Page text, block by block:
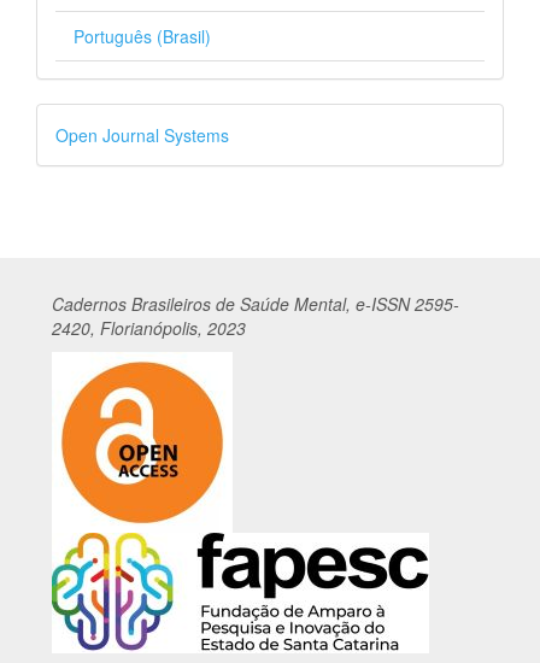
Português (Brasil)
Desenvolvido
por
Open Journal Systems
Cadernos Brasileiros de Saúde Mental, e-ISSN 2595-
2420, Florianópolis, 2023